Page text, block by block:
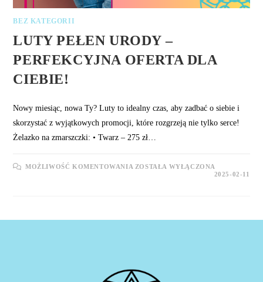
BEZ KATEGORII
LUTY PEŁEN URODY –
PERFEKCYJNA OFERTA DLA
CIEBIE!
Nowy miesiąc, nowa Ty? Luty to idealny czas, aby zadbać o siebie i
skorzystać z wyjątkowych promocji, które rozgrzeją nie tylko serce!
Żelazko na zmarszczki: • Twarz – 275 zł…
MOŻLIWOŚĆ KOMENTOWANIA LUTY
CIEBIE!
ZOSTAŁA WYŁĄCZONA
2025-02-11